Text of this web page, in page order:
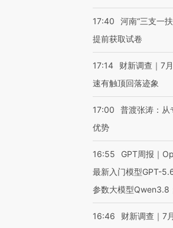
17:40
河南“三支一
提前获取试卷
17:14
财新调查｜7
速有触顶回落迹象
17:00
普渡张涛：从
优势
16:55
GPT周报｜
最新入门模型GPT-
参数大模型Qwen3.8
16:46
财新调查｜7